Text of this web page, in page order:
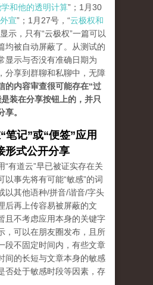
和他的透明计算”；1月30
宣”；1月27号，“云极权和
示，只有“云极权”一篇可以
均被自动屏蔽了。从测试的
显示与否没有准确日期为
分享到群聊和私聊中，无障
的内容审查很可能存在“过
装在分享按钮上的，并只
。
笔记”或“便签”应用
形式公开分享
“有道云”早已被证实存在关
以事先将有可能“敏感”的词
以其他语种/拼音/谐音/字头
后再上传容易被屏蔽的文
且不考虑应用本身的关键字
，可以在朋友圈发布，且所
段不固定时间内，有些文章
间的长短与文章本身的敏感
否处于敏感时段等因素，存